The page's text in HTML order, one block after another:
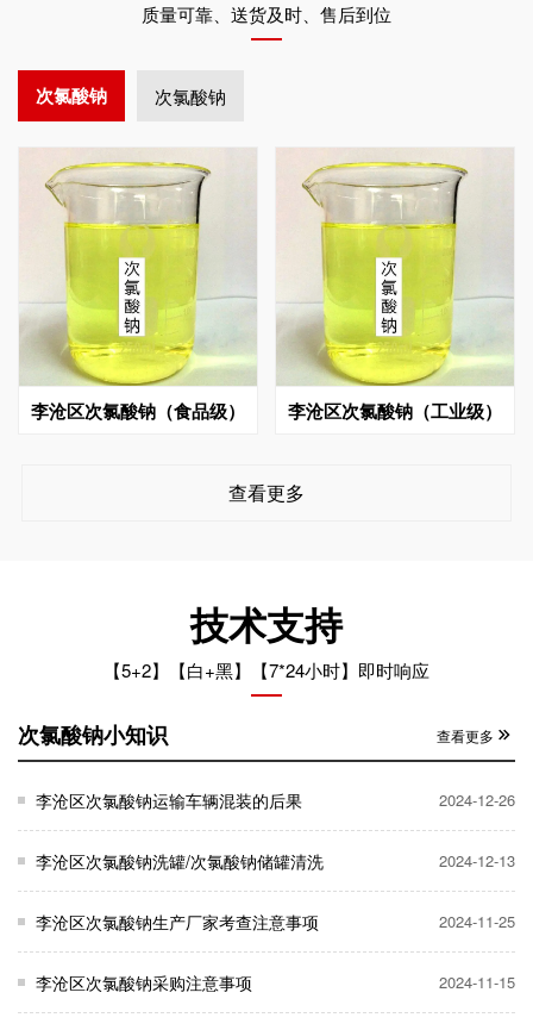
质量可靠、送货及时、售后到位
次氯酸钠 次氯酸钠
李沧区次氯酸钠（食品级） 李沧区次氯酸钠（工业级）
查看更多
技术支持
【5+2】【白+黑】【7*24小时】即时响应
次氯酸钠小知识 查看更多
李沧区次氯酸钠运输车辆混装的后果 2024-12-26
李沧区次氯酸钠洗罐/次氯酸钠储罐清洗 2024-12-13
李沧区次氯酸钠生产厂家考查注意事项 2024-11-25
李沧区次氯酸钠采购注意事项 2024-11-15